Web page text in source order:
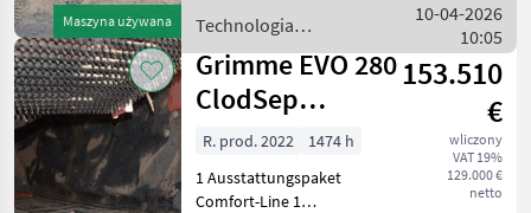
Maszyna używana
Zugkugelkupplung
Durchmesser 80 mm -
Gelen
Technologia
ziemniaczana / Grimme
10-04-2026
10:05
Grimme EVO 280
ClodSep
NonStop 17
153.510
€
wliczony
VAT 19%
129.000 €
netto
R. prod. 2022
1474 h
1 Ausstattungspaket
Comfort-Line 1